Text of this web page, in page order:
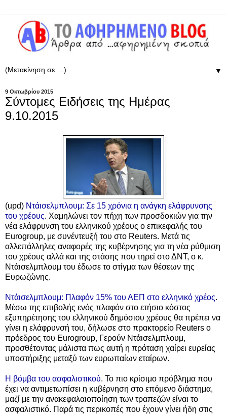
▼
9 Οκτωβρίου 2015
Σύντομες Ειδήσεις της Ημέρας
9.10.2015
(upd) Ντάισελμπλουμ: Σε 15 χρόνια η ανάγκη ελάφρυνσης
του χρέους. Χαμηλώνει τον πήχη των προσδοκιών για την
νέα ελάφρυνση του ελληνικού χρέους ο επικεφαλής του
Eurogroup, με συνέντευξή του στο Reuters. Μετά τις
αλλεπάλληλες αναφορές της κυβέρνησης για τη νέα ρύθμιση
του χρέους αλλά και της στάσης που τηρεί στο ΔΝΤ, ο κ.
Ντάισελμπλουμ του έδωσε το στίγμα των θέσεων της
Ευρωζώνης.
Ντάισελμπλουμ: Πλαφόν 15% του ΑΕΠ στο ελληνικό χρέος.
Μέσω της επιβολής ενός πλαφόν στο ετήσιο κόστος
εξυπηρέτησης του ελληνικού δημόσιου χρέους θα πρέπει να
γίνει η ελάφρυνσή του, δήλωσε στο πρακτορείο Reuters ο
πρόεδρος του Eurogroup, Γερούν Ντάισελμπλουμ,
προσθέτοντας μάλιστα πως αυτή η πρόταση χαίρει ευρείας
υποστήριξης μεταξύ των ευρωπαίων εταίρων.
Η βόμβα του ασφαλιστικού. Το πιο κρίσιμο πρόβλημα που
έχει να αντιμετωπίσει η κυβέρνηση στο επόμενο διάστημα,
μαζί με την ανακεφαλαιοποίηση των τραπεζών είναι το
ασφαλιστικό. Παρά τις περικοπές που έχουν γίνει ήδη στις